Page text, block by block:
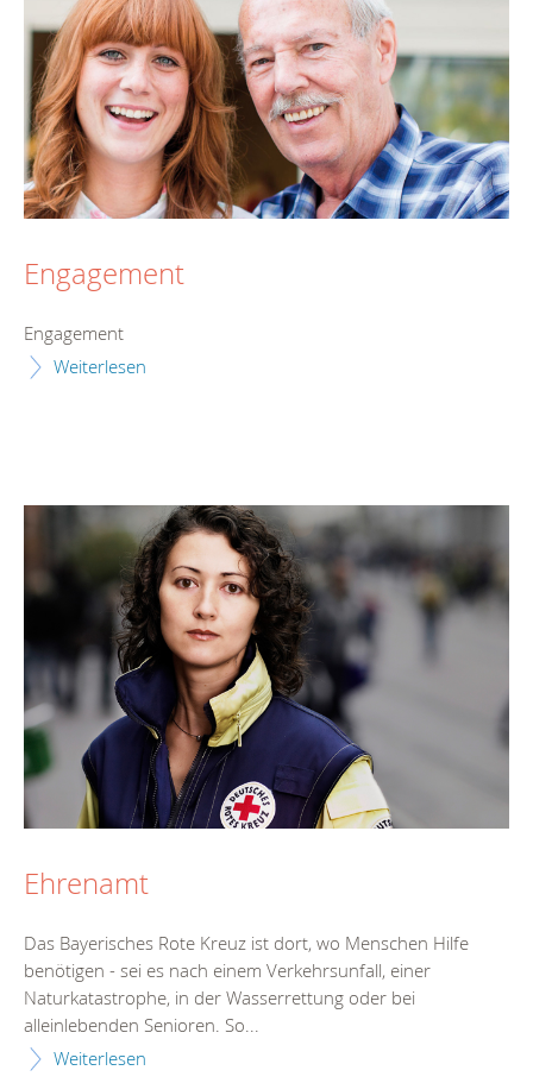
Engagement
Engagement
Weiterlesen
Ehrenamt
Das Bayerisches Rote Kreuz ist dort, wo Menschen Hilfe
benötigen - sei es nach einem Verkehrsunfall, einer
Naturkatastrophe, in der Wasserrettung oder bei
alleinlebenden Senioren. So...
Weiterlesen